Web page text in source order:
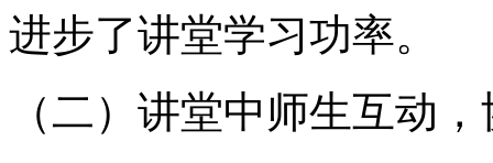
进步了讲堂学习功率。
（二）讲堂中师生互动